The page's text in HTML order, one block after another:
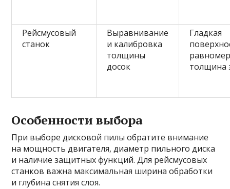
Рейсмусовый
станок
Выравнивание
и калибровка
толщины
досок
Гладкая
толщина
Особенности выбора
При выборе дисковой пилы обратите внимание
на мощность двигателя, диаметр пильного диска
и наличие защитных функций. Для рейсмусовых
станков важна максимальная ширина обработки
и глубина снятия слоя.